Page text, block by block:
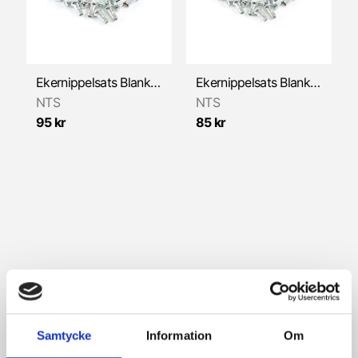
Samtycke Information Om
Ekernippelsats Blank 5,8mm, för 2,9mm ekrar (BC44) 36-Pack
NTS
95 kr
Ekernippelsats Blank 5,8mm, för 3,2mm ekrar (BC40) 36-Pack
NTS
85 kr